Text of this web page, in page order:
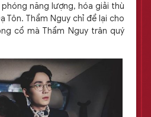
năng lượng, hóa giải thù
Tôn. Thẩm Nguy chỉ để lại cho
cổ mà Thẩm Nguy trân quý